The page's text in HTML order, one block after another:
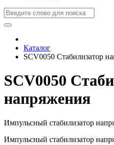
Каталог
SCV0050 Стабилизатор
SCV0050
напряжения
Импульсный стабилизатор
Импульсный стабилизатор